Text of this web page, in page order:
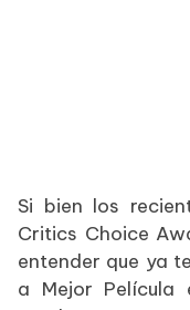
Si bien los
Critics Choice
entender que ya
a Mejor